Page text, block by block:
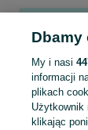
Dbamy
My i nasi
informacji
plikach
Użytkownik
klikając